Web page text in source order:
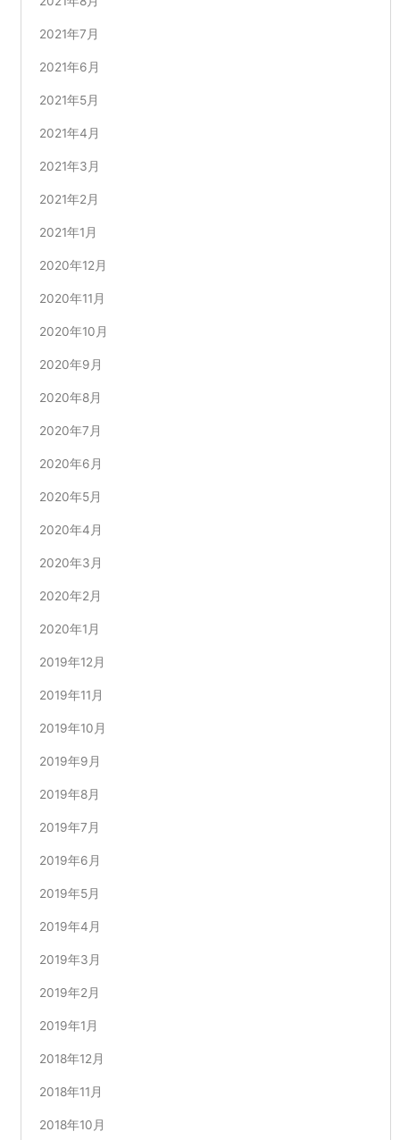
2021年7月
2021年6月
2021年5月
2021年4月
2021年3月
2021年2月
2021年1月
2020年12月
2020年11月
2020年10月
2020年9月
2020年8月
2020年7月
2020年6月
2020年5月
2020年4月
2020年3月
2020年2月
2020年1月
2019年12月
2019年11月
2019年10月
2019年9月
2019年8月
2019年7月
2019年6月
2019年5月
2019年4月
2019年3月
2019年2月
2019年1月
2018年12月
2018年11月
2018年10月